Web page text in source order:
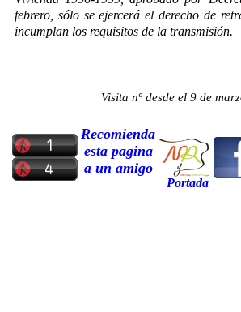
febrero, sólo se ejercerá el derecho de
incumplan los requisitos de la transmisión.
Visita nºdesde el 9 de
Recomienda
esta pagina
a un amigo
Portada